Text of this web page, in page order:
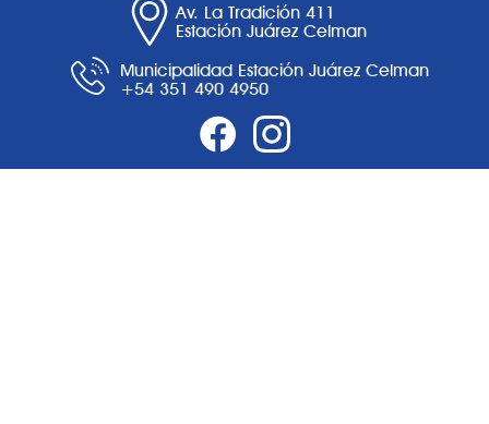
Av. La Tradición 411
Estación Juárez Celman
Municipalidad Estación Juárez Celman
+54 351 490 4950